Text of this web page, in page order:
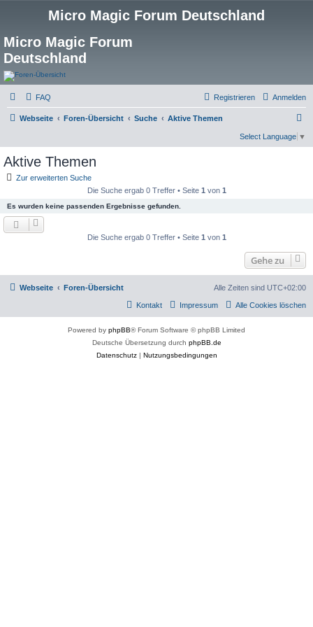
Micro Magic Forum Deutschland
Micro Magic Forum
Deutschland
FAQ Anmelden
Registrieren
Webseite Foren-Übersicht Suche Aktive Themen
Select Language ▼
Aktive Themen
Zur erweiterten Suche
Die Suche ergab 0 Treffer • Seite 1 von 1
Es wurden keine passenden Ergebnisse gefunden.
Die Suche ergab 0 Treffer • Seite 1 von 1
Gehe zu
Webseite Foren-Übersicht Alle Zeiten sind UTC+02:00
Alle Cookies löschen
Impressum
Kontakt
Powered by phpBB® Forum Software © phpBB Limited
Deutsche Übersetzung durch phpBB.de
Datenschutz| Nutzungsbedingungen